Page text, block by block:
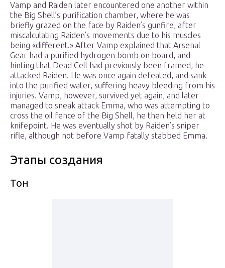
Vamp and Raiden later encountered one another within
the Big Shell’s purification chamber, where he was
briefly grazed on the face by Raiden’s gunfire, after
miscalculating Raiden’s movements due to his muscles
being «different.» After Vamp explained that Arsenal
Gear had a purified hydrogen bomb on board, and
hinting that Dead Cell had previously been framed, he
attacked Raiden. He was once again defeated, and sank
into the purified water, suffering heavy bleeding from his
injuries. Vamp, however, survived yet again, and later
managed to sneak attack Emma, who was attempting to
cross the oil fence of the Big Shell, he then held her at
knifepoint. He was eventually shot by Raiden’s sniper
rifle, although not before Vamp fatally stabbed Emma.
Этапы создания
Тон